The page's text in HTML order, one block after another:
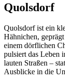
Quolsdorf
Quolsdorf ist ein
Hähnichen,
einem dörflichen
pulsiert das Leben
lauten Straßen –
Ausblicke in die